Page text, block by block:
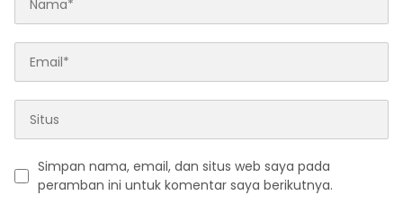
Simpan nama, email, dan situs web saya pada
peramban ini untuk komentar saya berikutnya.